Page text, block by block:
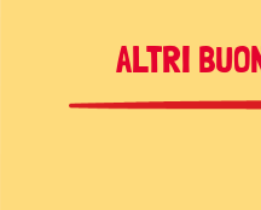
ALTRI